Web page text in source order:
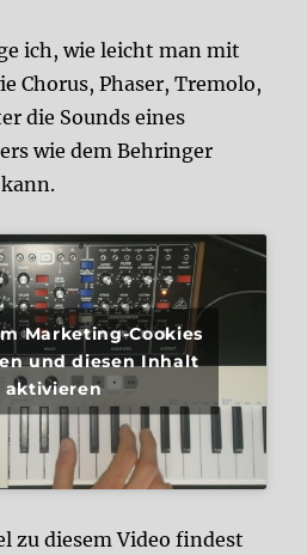
ich, wie leicht man mit
Chorus, Phaser, Tremolo,
die Sounds eines
wie dem Behringer
Marketing-Cookies
und diesen Inhalt
aktivieren
zu diesem Video findest